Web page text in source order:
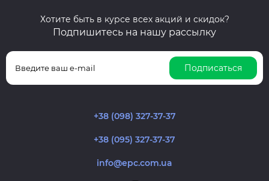
Хотите быть в курсе всех акций и скидок?
Подпишитесь на нашу рассылку
Подписаться
+38 (098) 327-37-37
+38 (095) 327-37-37
info@epc.com.ua